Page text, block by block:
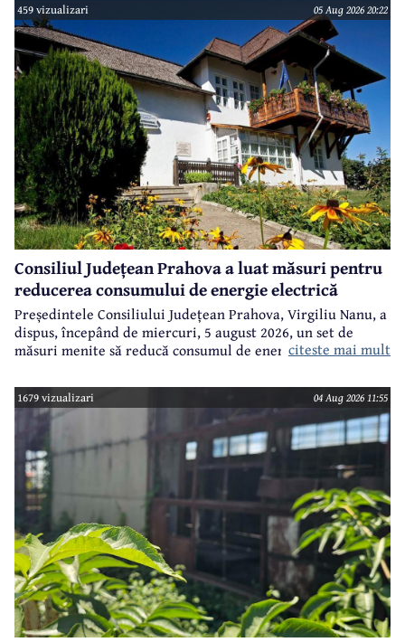
in judecata..Isi bat joc pe nervii vostrii.Are Nanu curaj si
primarita daca pana in iarna e cu repetare cu Hidro sa plece
acasa cu totii.
459 vizualizari 05 Aug 2026 20:22
Consiliul Județean Prahova a luat măsuri pentru
reducerea consumului de energie electrică
Președintele Consiliului Județean Prahova, Virgiliu Nanu, a
dispus, începând de miercuri, 5 august 2026, un set de
măsuri menite să reducă consumul de energie electrică în
ca parte a unui demers mai amplu de utilizare responsabilă
a fondurilor publice.
citeste mai mult
1679 vizualizari 04 Aug 2026 11:55